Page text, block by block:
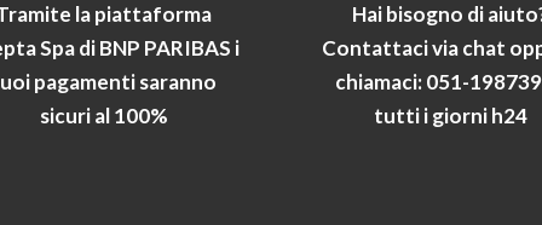
la piattaforma
Spa di BNP PARIBAS i
pagamenti saranno
sicuri al 100%
Hai bisogno di
Contattaci via chat
chiamaci: 051-
tutti i giorni h24